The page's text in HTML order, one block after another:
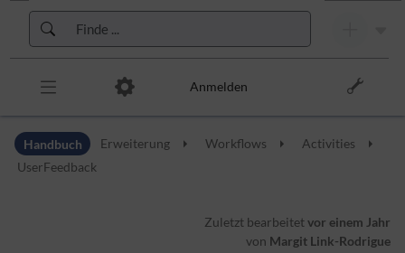
Zur Kopfleiste
Zur Hauptnavigation
Zu den Seitenwerkzeugen
Anmelden
Handbuch Erweiterung Workflows
Activities
UserFeedback
Zuletzt bearbeitetvor einem Jahr
von Margit Link-Rodrigue